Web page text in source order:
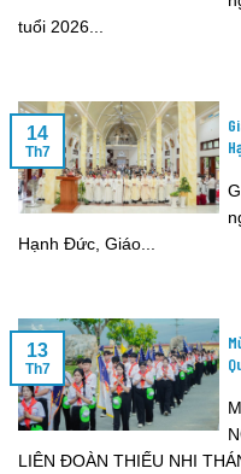
tuổi 2026...
Hạnh Đức, Giáo...
14
Th7
LIÊN ĐOÀN THIẾU NHI
13
Th7